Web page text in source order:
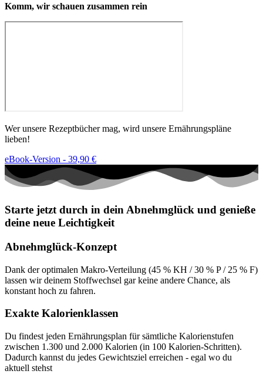
Komm, wir schauen zusammen rein
Wer unsere Rezeptbücher mag, wird unsere Ernährungspläne
lieben!
eBook-Version - 39,90 €
Starte jetzt durch in dein Abnehmglück und genieße
deine neue Leichtigkeit
Abnehmglück-Konzept
Dank der optimalen Makro-Verteilung (45 % KH / 30 % P / 25 % F)
lassen wir deinem Stoffwechsel gar keine andere Chance, als
konstant hoch zu fahren.
Exakte Kalorienklassen
Du findest jeden Ernährungsplan für sämtliche Kalorienstufen
zwischen 1.300 und 2.000 Kalorien (in 100 Kalorien-Schritten).
Dadurch kannst du jedes Gewichtsziel erreichen - egal wo du
aktuell stehst